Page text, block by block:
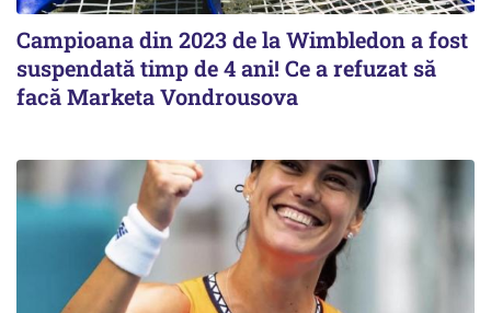
Campioana din 2023 de la Wimbledon a fost
suspendată timp de 4 ani! Ce a refuzat să
facă Marketa Vondrousova